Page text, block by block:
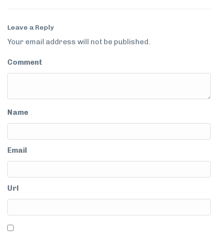
Leave a Reply
Your email address will not be published.
Comment
Name
Email
Url